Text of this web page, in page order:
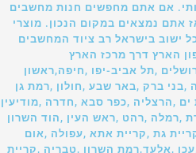
אם אתם מחפשים חנות מחשבים
אתם נמצאים במקום הנכון. מוצרי
ישוב בישראל רב ציוד המחשבים
הארץ דרך מרכז הארץ
,תל אביב-יפו ,חיפה,ראשון
,בני ברק ,באר שבע ,חולון ,רמת גן
,הרצליה ,כפר סבא ,חדרה ,מודיעין
,רמלה ,רהט ,ראש העין ,הוד השרון
גת ,קריית אתא ,עפולה ,אום
,אלעד,רמת השרון ,טבריה ,קריית